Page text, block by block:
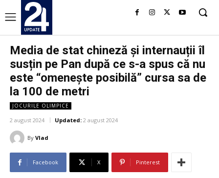
Media de stat chineză și internauții îl
susțin pe Pan după ce s-a spus că nu
este “omeneşte posibilă” cursa sa de
la 100 de metri
JOCURILE OLIMPICE
2 august 2024 Updated: 2 august 2024
By Vlad
Facebook X Pinterest